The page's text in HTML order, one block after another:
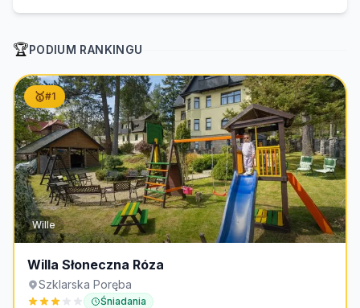
🏆PODIUM RANKINGU
🥇#1
Wille
Willa Słoneczna Róza
Szklarska Poręba
Śniadania